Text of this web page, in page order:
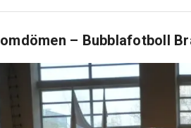
– Bubblafotboll